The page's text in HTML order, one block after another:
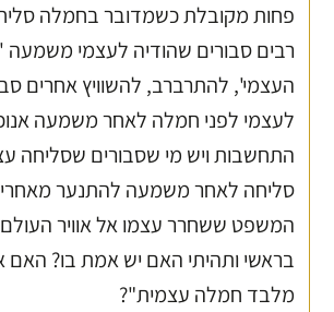
פחות מקובלת כשמדובר בחמלה
רבים סבורים שהודיה לעצמי משמעה
העצמי', להתרברב, להשוויץ אחרים
לעצמי לפני חמלה לאחר משמעה
התחשבות ויש מי שסבורים שסליחה
סליחה לאחר משמעה להתנער
המשפט ששחרר עצמו אל אוויר
בראשי ותהיתי האם יש אמת בו? האם
מלבד חמלה עצמית"?